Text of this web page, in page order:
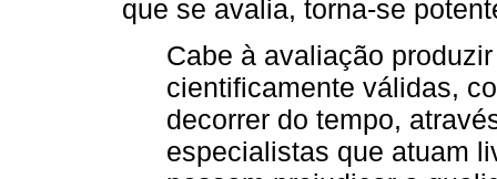
que se avalia, torna-se
Cabe à avaliação
cientificamente válidas,
decorrer do tempo,
especialistas que atuam